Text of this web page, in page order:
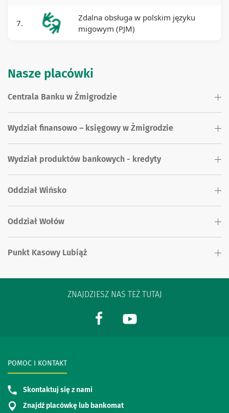
7.
Zdalna obsługa w polskim języku
migowym (PJM)
Nasze placówki
Centrala Banku w Żmigrodzie
Wydział finansowo – księgowy w Żmigrodzie
Wydział produktów bankowych - kredyty
Oddział Wińsko
Oddział Wołów
Punkt Kasowy Lubiąż
ZNAJDZIESZ NAS TEŻ TUTAJ
POMOC I KONTAKT
Skontaktuj się z nami
Znajdź placówkę lub bankomat